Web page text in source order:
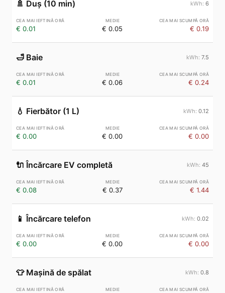
🚿 Duș (10 min) 6
€ 0.01 € 0.05 € 0.19
🛁 Baie 7.5
€ 0.01 € 0.06 € 0.24
💧 Fierbător (1 L) 0.12
€ 0.00 € 0.00 € 0.00
🔌 Încărcare EV completă 45
€ 0.08 € 0.37 € 1.44
📱 Încărcare telefon 0.02
€ 0.00 € 0.00 € 0.00
👕 Mașină de spălat 0.8